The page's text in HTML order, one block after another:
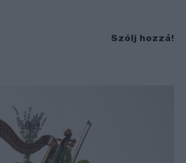
Szólj hozzá!